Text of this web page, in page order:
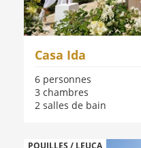
Casa Ida
6 personnes
3 chambres
2 salles de bain